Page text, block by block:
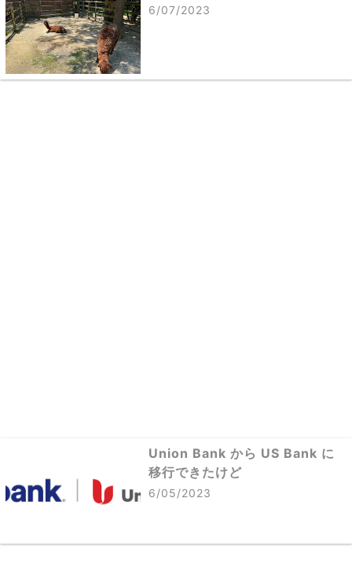
6/07/2023
Union Bank から US Bank に
移行できたけど
6/05/2023